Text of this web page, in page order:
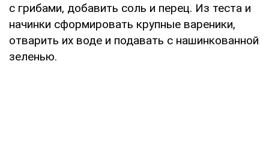
с грибами, добавить соль и перец. Из теста и
начинки сформировать крупные вареники,
отварить их воде и подавать с нашинкованной
зеленью.